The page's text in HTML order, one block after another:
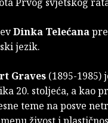
Dinka Telećana
jezik.
Graves (1895-
20. stoljeća, a kao
teme na posve